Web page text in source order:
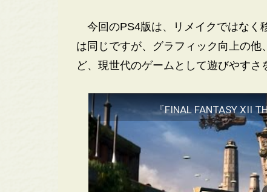
今回のPS4版は、リメイクではなく
は同じですが、グラフィック向上の
ど、現世代のゲームとして遊びやすさ
『FINAL FANTASY XII